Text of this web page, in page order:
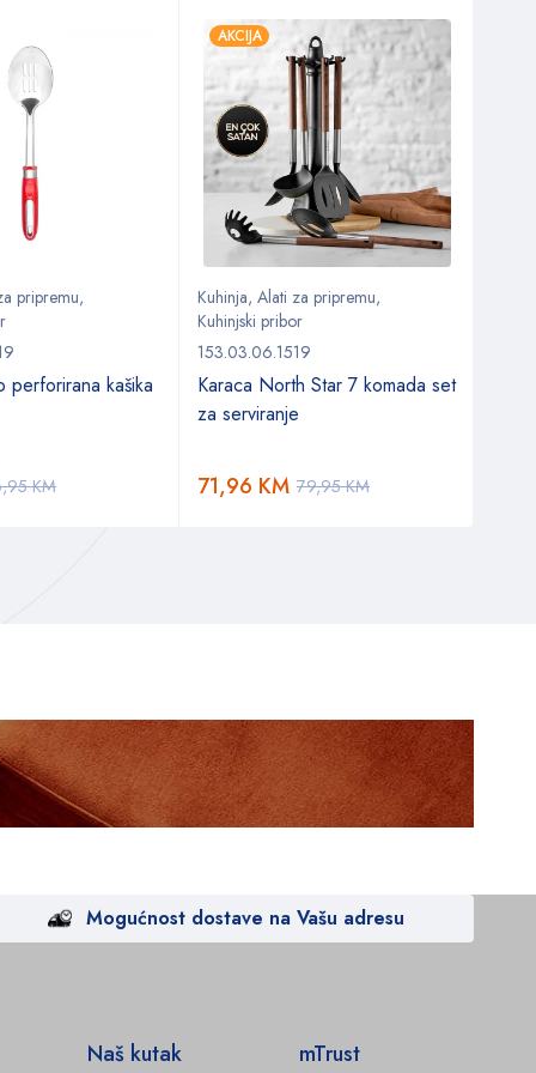
pripremu,
perforirana kašika
KM
AKCIJA
Kuhinja, Alati za pripremu,
Kuhinjski pribor
153.03.06.1519
Karaca North Star 7 komada set
za serviranje
79,95KM
71,96 KM
Mogućnost dostave na Vašu adresu
Naš kutak mTrust